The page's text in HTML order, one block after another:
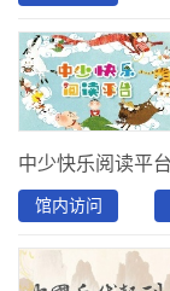
馆内访问